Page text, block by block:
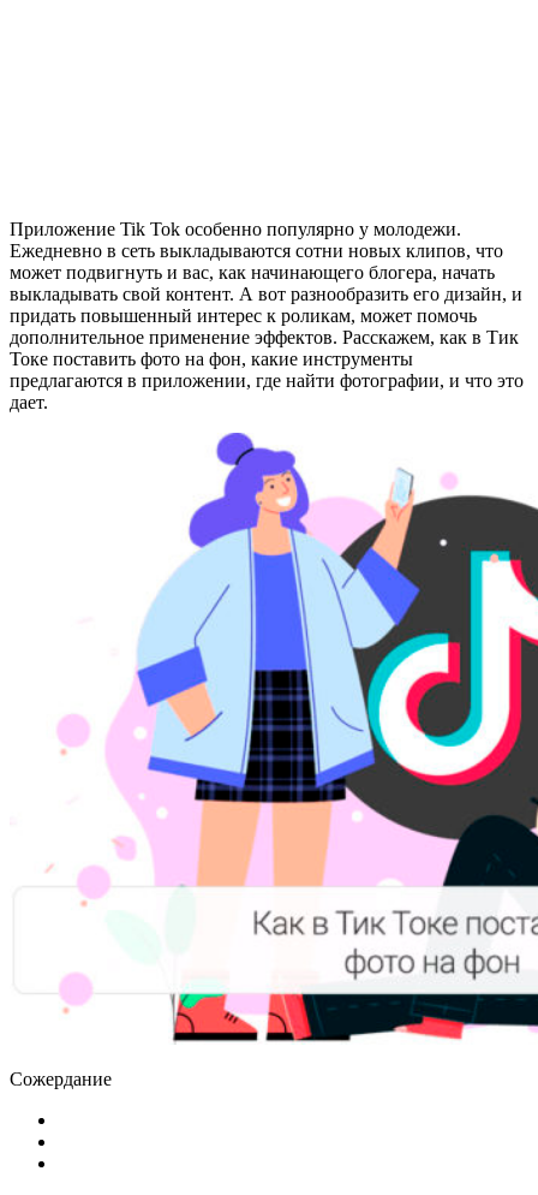
Приложение Tik Tok особенно популярно у молодежи.
Ежедневно в сеть выкладываются сотни новых клипов, что
может подвигнуть и вас, как начинающего блогера, начать
выкладывать свой контент. А вот разнообразить его дизайн, и
придать повышенный интерес к роликам, может помочь
дополнительное применение эффектов. Расскажем, как в Тик
Токе поставить фото на фон, какие инструменты
предлагаются в приложении, где найти фотографии, и что это
дает.
Сожердание